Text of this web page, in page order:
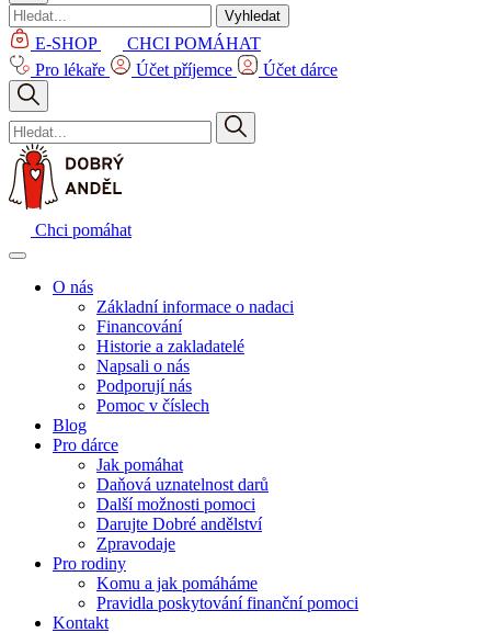
Vyhledat
E-SHOP
CHCI POMÁHAT
Pro lékaře
Účet příjemce Účet dárce
Chci pomáhat
O nás
Základní informace o nadaci
Financování
Historie a zakladatelé
Napsali o nás
Podporují nás
Pomoc v číslech
Blog
Pro dárce
Jak pomáhat
Daňová uznatelnost darů
Další možnosti pomoci
Darujte Dobré andělství
Zpravodaje
Pro rodiny
Komu a jak pomáháme
Pravidla poskytování finanční pomoci
Kontakt